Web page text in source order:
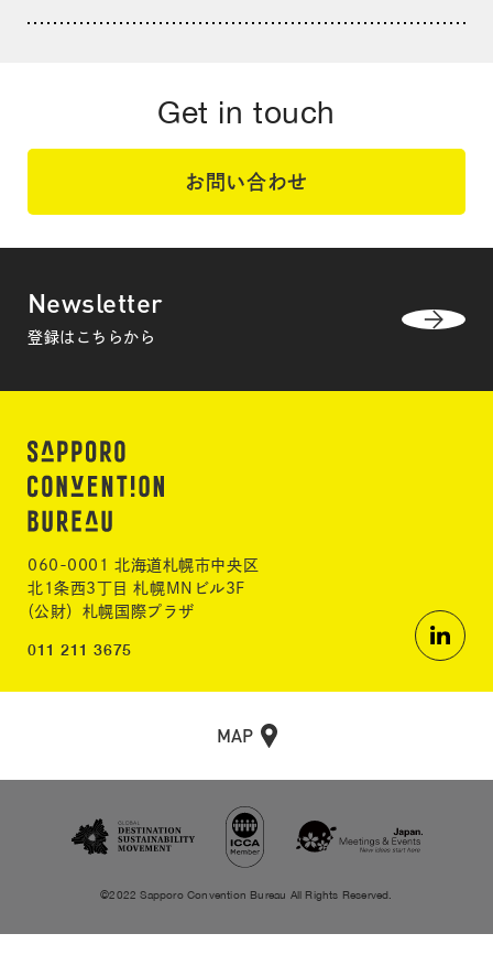
Get in touch
お問い合わせ
060-0001 北海道札幌市中央区
北1条西3丁目 札幌MNビル3F
（公財）札幌国際プラザ
011 211 3675
MAP
Newsletter
登録はこちらから
©2022 Sapporo Convention Bureau All Rights Reserved.